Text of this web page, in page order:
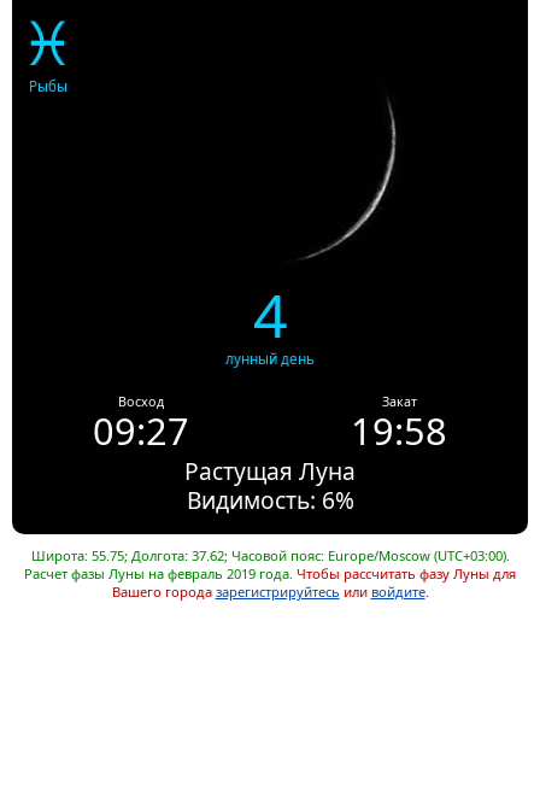
♓
Рыбы
4
лунный день
Восход
09:27
Закат
19:58
Растущая Луна
Видимость: 6%
Широта: 55.75; Долгота: 37.62; Часовой пояс: Europe/Moscow (UTC+03:00).
Расчет фазы Луны на февраль 2019 года. Чтобы рассчитать фазу Луны для
Вашего города зарегистрируйтесь или войдите.